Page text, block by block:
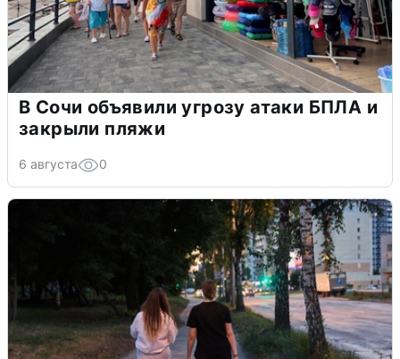
В Сочи объявили угрозу атаки БПЛА и
закрыли пляжи
6 августа 0